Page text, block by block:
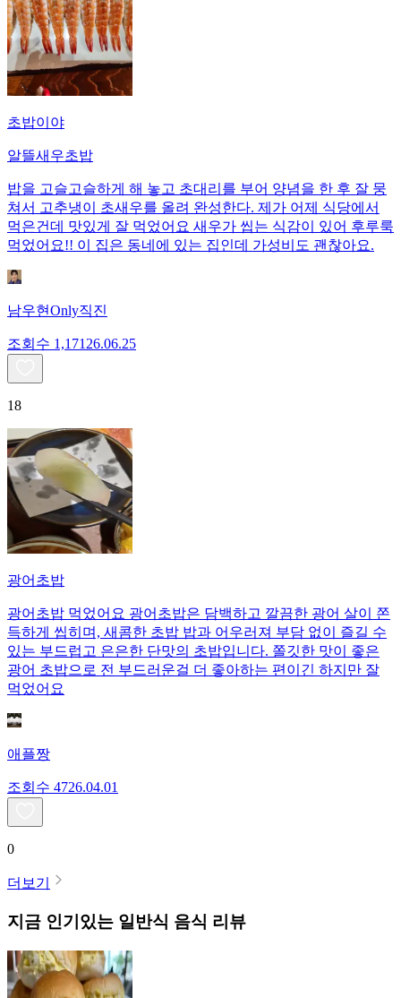
초밥이야
알뜰새우초밥
밥을 고슬고슬하게 해 놓고 초대리를 부어 양념을 한 후 잘 뭉
쳐서 고추냉이 초새우를 올려 완성한다. 제가 어제 식당에서
먹은건데 맛있게 잘 먹었어요 새우가 씹는 식감이 있어 후루룩
먹었어요!! 이 집은 동네에 있는 집인데 가성비도 괜찮아요.
남우현Only직진
조회수 1,171 26.06.25
18
광어초밥
광어초밥 먹었어요 광어초밥은 담백하고 깔끔한 광어 살이 쫀
득하게 씹히며, 새콤한 초밥 밥과 어우러져 부담 없이 즐길 수
있는 부드럽고 은은한 단맛의 초밥입니다. 쫄깃한 맛이 좋은
광어 초밥으로 전 부드러운걸 더 좋아하는 편이긴 하지만 잘
먹었어요
애플짱
조회수 4726.04.01
0
더보기
지금 인기있는 일반식 음식 리뷰